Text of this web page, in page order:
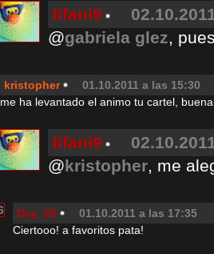
tifani9
@gabriela glez,
kristopher
01.10.2011 a las 15:30
me ha levantado el animo tu cartel,
tifani9
@kristopher, me
Dey_26
01.10.2011 a las 17:35
Ciertooo! a favoritos pata!